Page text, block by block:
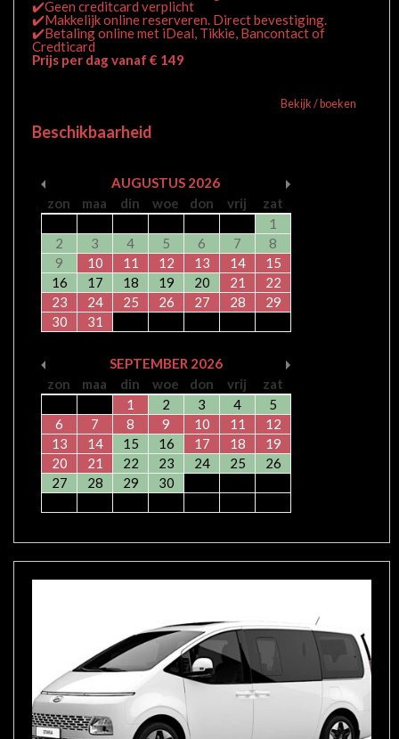
✔️Geen creditcard verplicht
✔️Makkelijk online reserveren. Direct bevestiging.
✔️Betaling online met iDeal, Tikkie, Bancontact of
Credticard
Prijs per dag vanaf € 149
Bekijk / boeken
Beschikbaarheid
AUGUSTUS 2026
zon
maa din woe don vrij
zat
1
2
3 4 5 6 7
8
9
10 11 12 13 14
15
16
17 18 19 20 21
22
23
24 25 26 27 28
29
30
31
SEPTEMBER 2026
zon
maa din woe don vrij
zat
1
2 3 4
5
6
7 8 9 10 11
12
13
14 15 16 17 18
19
20
21 22 23 24 25
26
27
28 29 30